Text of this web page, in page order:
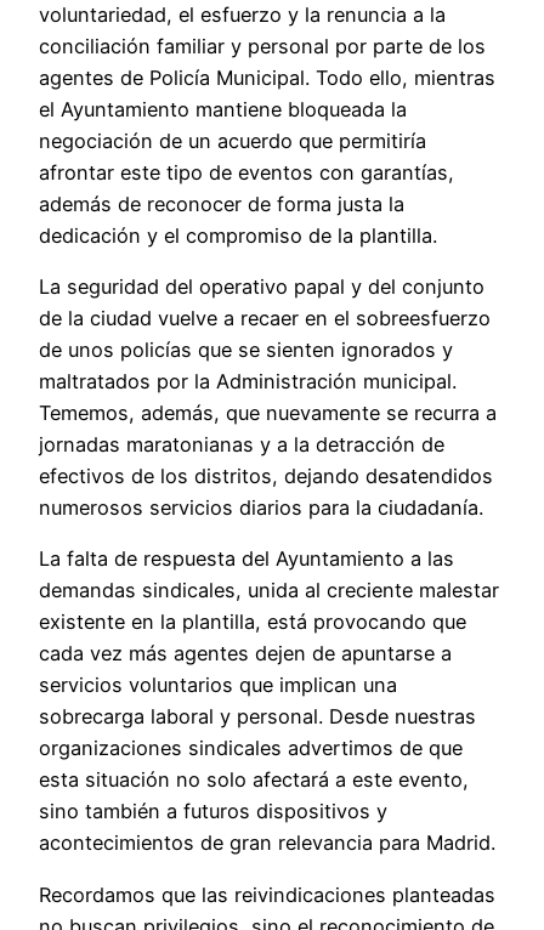
voluntariedad, el esfuerzo y la renuncia a la
conciliación familiar y personal por parte de los
agentes de Policía Municipal. Todo ello, mientras
el Ayuntamiento mantiene bloqueada la
negociación de un acuerdo que permitiría
afrontar este tipo de eventos con garantías,
además de reconocer de forma justa la
dedicación y el compromiso de la plantilla.
La seguridad del operativo papal y del conjunto
de la ciudad vuelve a recaer en el sobreesfuerzo
de unos policías que se sienten ignorados y
maltratados por la Administración municipal.
Tememos, además, que nuevamente se recurra a
jornadas maratonianas y a la detracción de
efectivos de los distritos, dejando desatendidos
numerosos servicios diarios para la ciudadanía.
La falta de respuesta del Ayuntamiento a las
demandas sindicales, unida al creciente malestar
existente en la plantilla, está provocando que
cada vez más agentes dejen de apuntarse a
servicios voluntarios que implican una
sobrecarga laboral y personal. Desde nuestras
organizaciones sindicales advertimos de que
esta situación no solo afectará a este evento,
sino también a futuros dispositivos y
acontecimientos de gran relevancia para Madrid.
Recordamos que las reivindicaciones planteadas